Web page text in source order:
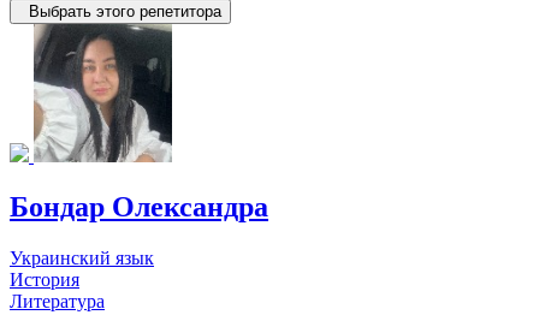
Выбрать этого репетитора
Бондар Олександра
Украинский язык
История
Литература